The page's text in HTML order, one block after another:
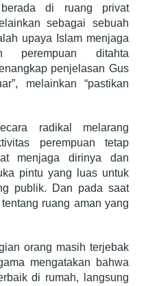
di ruang privat
sebagai sebuah
upaya Islam menjaga
perempuan ditahta
penjelasan Gus
melainkan “pastikan
radikal melarang
perempuan tetap
menjaga dirinya dan
pintu yang luas untuk
publik. Dan pada saat
ruang aman yang
orang masih terjebak
mengatakan bahwa
di rumah, langsung